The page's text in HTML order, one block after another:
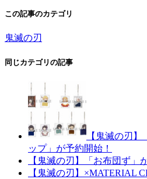
この記事のカテゴリ
鬼滅の刃
同じカテゴリの記事
【鬼滅の刃
ップ」が予約開始！
【鬼滅の刃】「お布団ず」
【鬼滅の刃】×MATERIAL